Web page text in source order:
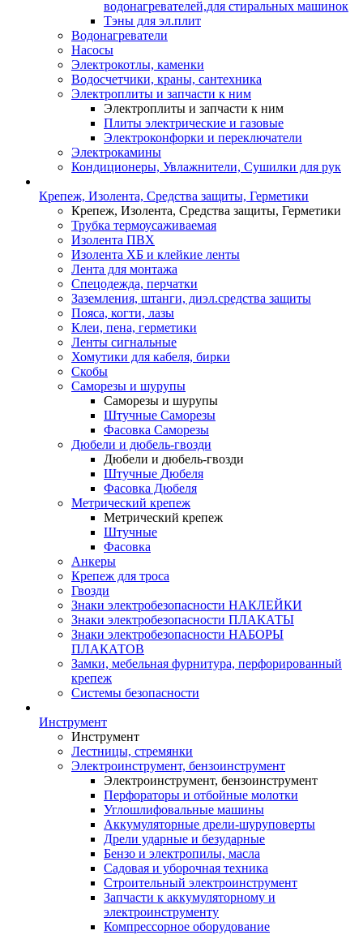
водонагревателей,для стиральных машинок
Тэны для эл.плит
Водонагреватели
Насосы
Электрокотлы, каменки
Водосчетчики, краны, сантехника
Электроплиты и запчасти к ним
Электроплиты и запчасти к ним
Плиты электрические и газовые
Электроконфорки и переключатели
Электрокамины
Кондиционеры, Увлажнители, Сушилки для рук
Крепеж, Изолента, Средства защиты, Герметики
Крепеж, Изолента, Средства защиты, Герметики
Трубка термоусаживаемая
Изолента ПВХ
Изолента ХБ и клейкие ленты
Лента для монтажа
Спецодежда, перчатки
Заземления, штанги, диэл.средства защиты
Пояса, когти, лазы
Клеи, пена, герметики
Ленты сигнальные
Хомутики для кабеля, бирки
Скобы
Саморезы и шурупы
Саморезы и шурупы
Штучные Саморезы
Фасовка Саморезы
Дюбели и дюбель-гвозди
Дюбели и дюбель-гвозди
Штучные Дюбеля
Фасовка Дюбеля
Метрический крепеж
Метрический крепеж
Штучные
Фасовка
Анкеры
Крепеж для троса
Гвозди
Знаки электробезопасности НАКЛЕЙКИ
Знаки электробезопасности ПЛАКАТЫ
Знаки электробезопасности НАБОРЫ
ПЛАКАТОВ
Замки, мебельная фурнитура, перфорированный
крепеж
Системы безопасности
Инструмент
Инструмент
Лестницы, стремянки
Электроинструмент, бензоинструмент
Электроинструмент, бензоинструмент
Перфораторы и отбойные молотки
Углошлифовальные машины
Аккумуляторные дрели-шуруповерты
Дрели ударные и безударные
Бензо и электропилы, масла
Садовая и уборочная техника
Строительный электроинструмент
Запчасти к аккумуляторному и
электроинструменту
Компрессорное оборудование